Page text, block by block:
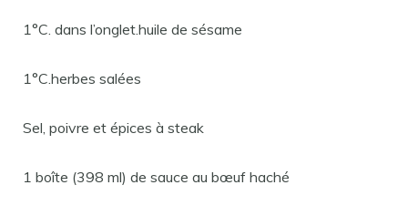
1°C. dans l’onglet.huile de sésame
1°C.herbes salées
Sel, poivre et épices à steak
1 boîte (398 ml) de sauce au bœuf haché